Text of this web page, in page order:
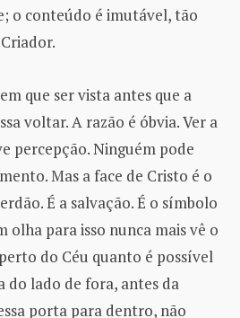
o conteúdo é imutável, tão
que ser vista antes que a
voltar. A razão é óbvia. Ver a
percepção. Ninguém pode
Mas a face de Cristo é o
É a salvação. É o símbolo
olha para isso nunca mais vê o
do Céu quanto é possível
do lado de fora, antes da
porta para dentro, não